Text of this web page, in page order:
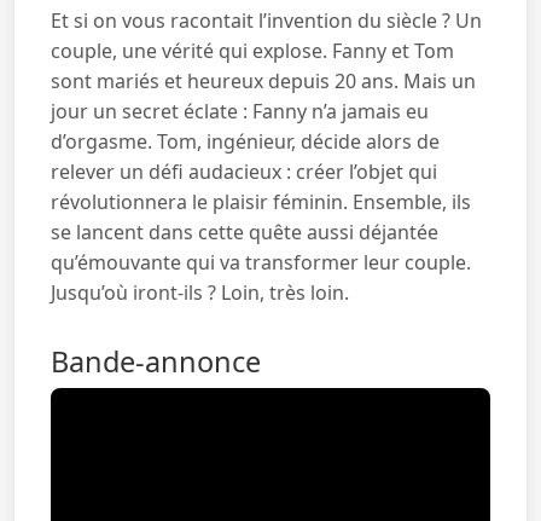
Et si on vous racontait l’invention du siècle ? Un
couple, une vérité qui explose. Fanny et Tom
sont mariés et heureux depuis 20 ans. Mais un
jour un secret éclate : Fanny n’a jamais eu
d’orgasme. Tom, ingénieur, décide alors de
relever un défi audacieux : créer l’objet qui
révolutionnera le plaisir féminin. Ensemble, ils
se lancent dans cette quête aussi déjantée
qu’émouvante qui va transformer leur couple.
Jusqu’où iront-ils ? Loin, très loin.
Bande-annonce